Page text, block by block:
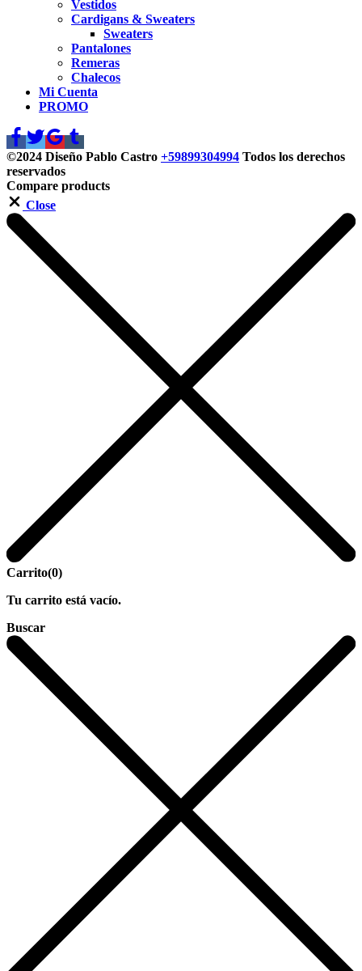
Vestidos
Cardigans & Sweaters
Sweaters
Pantalones
Remeras
Chalecos
Mi Cuenta
PROMO
©2024 Diseño Pablo Castro +59899304994 Todos los derechos
reservados
Compare products
Close
Carrito(0)
Tu carrito está vacío.
Buscar